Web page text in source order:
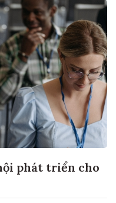
phát triển cho